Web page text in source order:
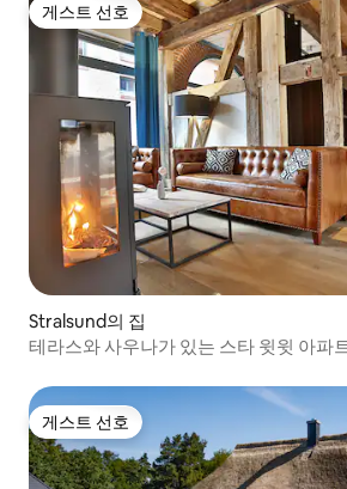
게스트 선호
게스트 선호
Stralsund의 집
테라스와 사우나가 있는 스타 윗윗 아파
게스트 선호
게스트 선호